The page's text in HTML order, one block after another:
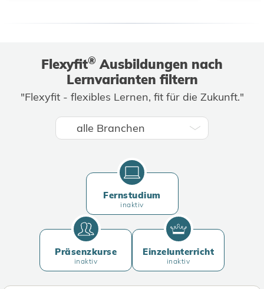
Flexyfit® Ausbildungen nach
Lernvarianten filtern
"Flexyfit - flexibles Lernen, fit für die Zukunft."
Fernstudium
inaktiv
Präsenzkurse
inaktiv
Einzelunterricht
inaktiv